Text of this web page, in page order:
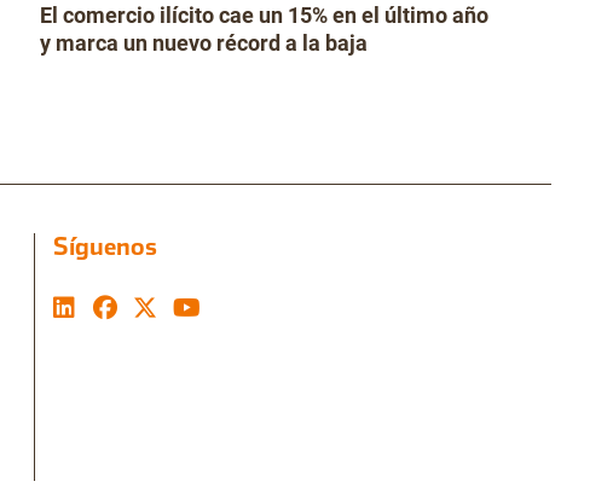
El comercio ilícito cae un 15% en el último año
y marca un nuevo récord a la baja
Síguenos